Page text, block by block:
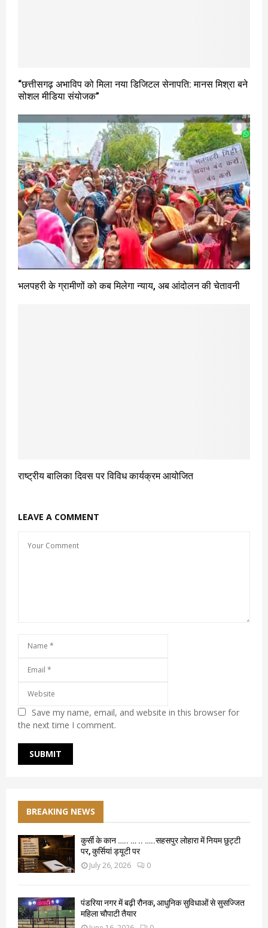
“छत्तीसगढ़ अभाविप को मिला नया डिजिटल सेनापति: मानस मिश्रा बने
सोशल मीडिया संयोजक”
भलपहरी के ग्रामीणों को कब मिलेगा न्याय, अब आंदोलन की चेतावनी
राष्ट्रीय बालिका दिवस पर विविध कार्यक्रम आयोजित
LEAVE A COMMENT
Save my name, email, and website in this browser for
the next time I comment.
BREAKING NEWS
कुर्सी के कान ….. … .. …..सहसपुर लोहारा में नियम छुट्टी
पर, कुर्सियां ड्यूटी पर
July 26, 2026 0
पंडरिया नगर में बढ़ी रौनक, आधुनिक सुविधाओं से सुसज्जित
महिला चौपाटी तैयार